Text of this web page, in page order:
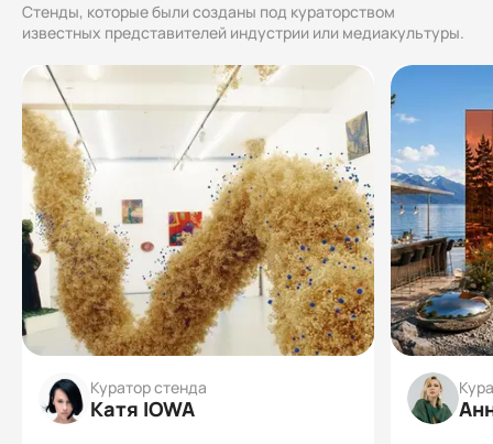
Стенды, которые были созданы под кураторством
известных представителей индустрии или медиакультуры.
Куратор стенда
Катя IOWA